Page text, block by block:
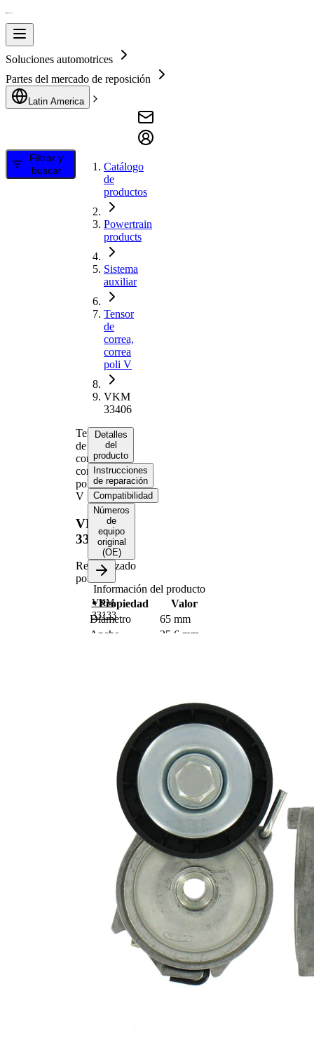
Soluciones automotrices
Partes del mercado de reposición
Latin America
Filtrar y
buscar
Catálogo
de
productos
Powertrain
products
Sistema
auxiliar
Tensor
de
correa,
correa
poli V
VKM
33406
Tensor
de
correa,
correa
poli
V
VKM
33406
Reemplazado
por
VKM
33133
Detalles
del
producto
Instrucciones
de reparación
Compatibilidad
Números
de
equipo
original
(OE)
Información del producto
Propiedad
Valor
Diámetro
65 mm
Ancho
25,6 mm